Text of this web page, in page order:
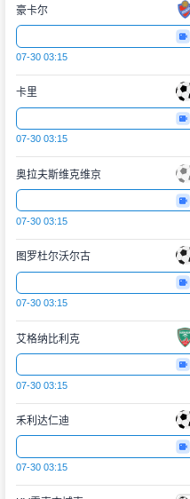
豪卡尔
07-30 03:15
卡里
07-30 03:15
奥拉夫斯维克维京
07-30 03:15
图罗杜尔沃尔古
07-30 03:15
艾格纳比利克
07-30 03:15
禾利达仁迪
07-30 03:15